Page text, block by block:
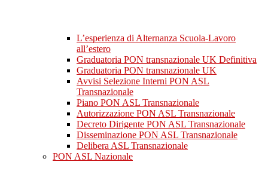
L’esperienza di Alternanza Scuola-Lavoro
all’estero
Graduatoria PON transnazionale UK Definitiva
Graduatoria PON transnazionale UK
Avvisi Selezione Interni PON ASL
Transnazionale
Piano PON ASL Transnazionale
Autorizzazione PON ASL Transnazionale
Decreto Dirigente PON ASL Transnazionale
Disseminazione PON ASL Transnazionale
Delibera ASL Transnazionale
PON ASL Nazionale